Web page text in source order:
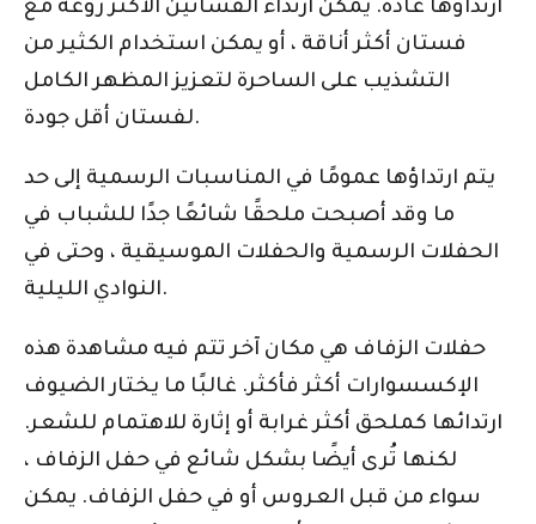
ارتداؤها عادة. يمكن ارتداء الفساتين الأكثر روعة مع
فستان أكثر أناقة ، أو يمكن استخدام الكثير من
التشذيب على الساحرة لتعزيز المظهر الكامل
لفستان أقل جودة.
يتم ارتداؤها عمومًا في المناسبات الرسمية إلى حد
ما وقد أصبحت ملحقًا شائعًا جدًا للشباب في
الحفلات الرسمية والحفلات الموسيقية ، وحتى في
النوادي الليلية.
حفلات الزفاف هي مكان آخر تتم فيه مشاهدة هذه
الإكسسوارات أكثر فأكثر. غالبًا ما يختار الضيوف
ارتدائها كملحق أكثر غرابة أو إثارة للاهتمام للشعر.
لكنها تُرى أيضًا بشكل شائع في حفل الزفاف ،
سواء من قبل العروس أو في حفل الزفاف. يمكن